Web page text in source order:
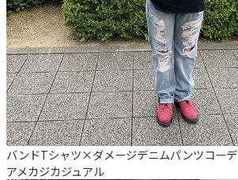
バンドTシャツ×ダメージデニムパンツコーデ
アメカジカジュアル